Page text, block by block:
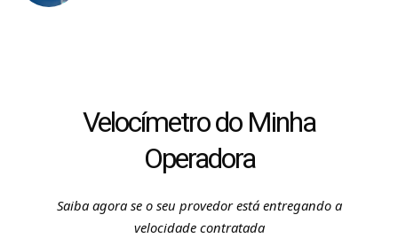
Velocímetro do Minha
Operadora
Saiba agora se o seu provedor está entregando a
velocidade contratada